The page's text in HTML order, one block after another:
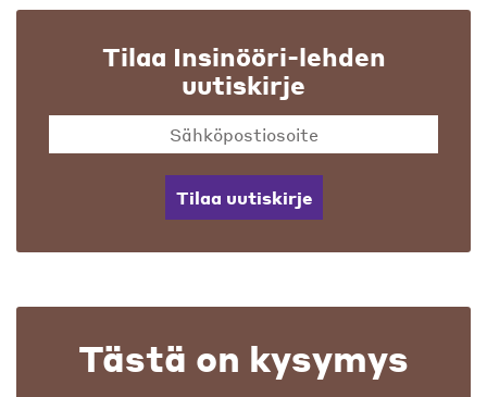
Tilaa Insinööri-lehden
uutiskirje
Tilaa uutiskirje
Tästä on kysymys